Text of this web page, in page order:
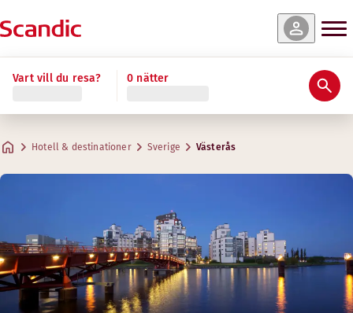
Vart vill du resa? 0 nätter
Hotell & destinationer Sverige Västerås